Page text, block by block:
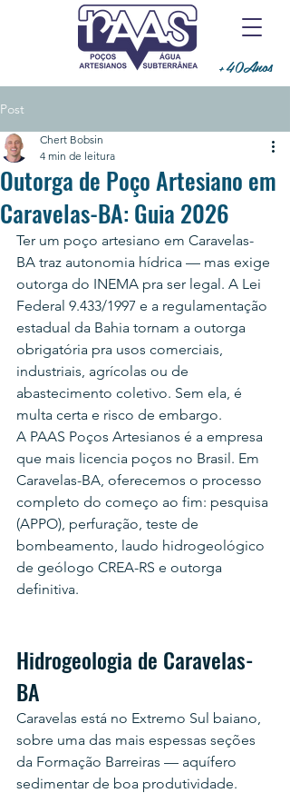
+40Anos
Post
Outorga de Poço Artesiano em
Caravelas-BA: Guia 2026
Chert Bobsin
4 min de leitura
Ter um poço artesiano em Caravelas-
BA traz autonomia hídrica — mas exige
outorga do INEMA pra ser legal. A Lei
Federal 9.433/1997 e a regulamentação
estadual da Bahia tornam a outorga
obrigatória pra usos comerciais,
industriais, agrícolas ou de
abastecimento coletivo. Sem ela, é
multa certa e risco de embargo.
A PAAS Poços Artesianos é a empresa
que mais licencia poços no Brasil. Em
Caravelas-BA, oferecemos o processo
completo do começo ao fim: pesquisa
(APPO), perfuração, teste de
bombeamento, laudo hidrogeológico
de geólogo CREA-RS e outorga
definitiva.
Hidrogeologia de Caravelas-
BA
Caravelas está no Extremo Sul baiano,
sobre uma das mais espessas seções
da Formação Barreiras — aquífero
sedimentar de boa produtividade.